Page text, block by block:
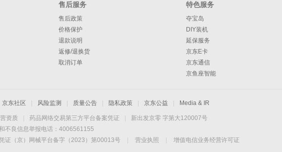
售后服务
售后政策
价格保护
退款说明
返修/退换货
取消订单
特色服务
夺宝岛
DIY装机
延保服务
京东E卡
京东通信
京鱼座智能
京东社区 风险监测 质量公告 隐私政策 京东公益 Media & IR
资质 药品网络交易第三方平台备案凭证
新出发京零 字第大120007号
不良信息举报电话：4006561155
证（京）网械平台备字（2023）第00013号 营业执照
增值电信业务经营许可证